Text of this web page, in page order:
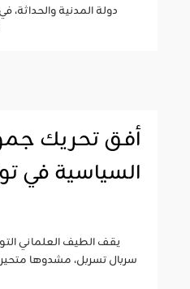
دولة المدنية والحداثة،
أفق تحريك
السياسية في
يقف الطيف العلماني
سربال تسربل، مشدوها